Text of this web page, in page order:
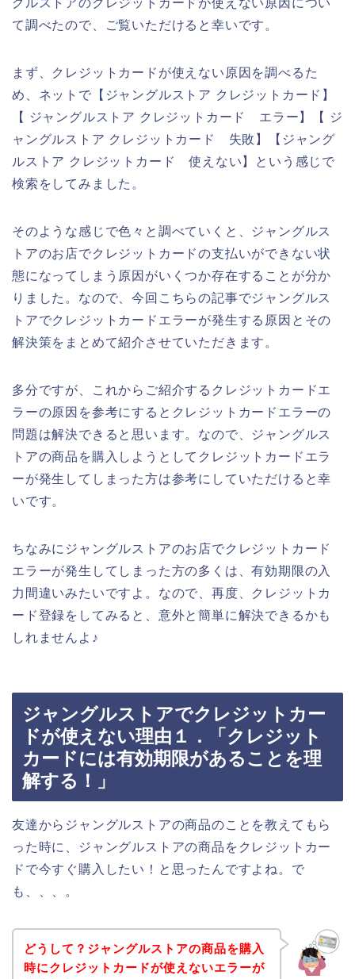
グルストアのクレジットカードが使えない原因につい
て調べたので、ご覧いただけると幸いです。
まず、クレジットカードが使えない原因を調べるた
め、ネットで【ジャングルストア クレジットカード】
【 ジャングルストア クレジットカード エラー】【 ジ
ャングルストア クレジットカード 失敗】【ジャング
ルストア クレジットカード 使えない】という感じで
検索をしてみました。
そのような感じで色々と調べていくと、ジャングルス
トアのお店でクレジットカードの支払いができない状
態になってしまう原因がいくつか存在することが分か
りました。なので、今回こちらの記事でジャングルス
トアでクレジットカードエラーが発生する原因とその
解決策をまとめて紹介させていただきます。
多分ですが、これからご紹介するクレジットカードエ
ラーの原因を参考にするとクレジットカードエラーの
問題は解決できると思います。なので、ジャングルス
トアの商品を購入しようとしてクレジットカードエラ
ーが発生してしまった方は参考にしていただけると幸
いです。
ちなみにジャングルストアのお店でクレジットカード
エラーが発生してしまった方の多くは、有効期限の入
力間違いみたいですよ。なので、再度、クレジットカ
ード登録をしてみると、意外と簡単に解決できるかも
しれませんよ♪
ジャングルストアでクレジットカー
ドが使えない理由１．「クレジット
カードには有効期限があることを理
解する！」
友達からジャングルストアの商品のことを教えてもら
った時に、ジャングルストアの商品をクレジットカー
ドで今すぐ購入したい！と思ったんですよね。で
も、、、。
どうして？ジャングルストアの商品を購入
時にクレジットカードが使えないエラーが